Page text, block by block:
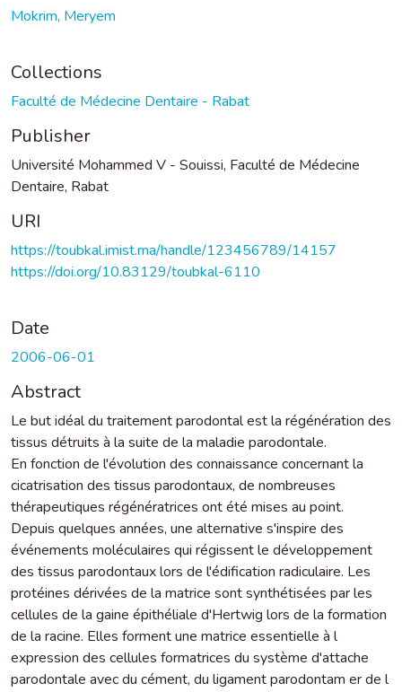
Mokrim, Meryem
Collections
Faculté de Médecine Dentaire - Rabat
Publisher
Université Mohammed V - Souissi, Faculté de Médecine
Dentaire, Rabat
URI
https://toubkal.imist.ma/handle/123456789/14157
https://doi.org/10.83129/toubkal-6110
Date
2006-06-01
Abstract
Le but idéal du traitement parodontal est la régénération des
tissus détruits à la suite de la maladie parodontale.
En fonction de l'évolution des connaissance concernant la
cicatrisation des tissus parodontaux, de nombreuses
thérapeutiques régénératrices ont été mises au point.
Depuis quelques années, une alternative s'inspire des
événements moléculaires qui régissent le développement
des tissus parodontaux lors de l'édification radiculaire. Les
protéines dérivées de la matrice sont synthétisées par les
cellules de la gaine épithéliale d'Hertwig lors de la formation
de la racine. Elles forment une matrice essentielle à l
expression des cellules formatrices du système d'attache
parodontale avec du cément, du ligament parodontam er de l